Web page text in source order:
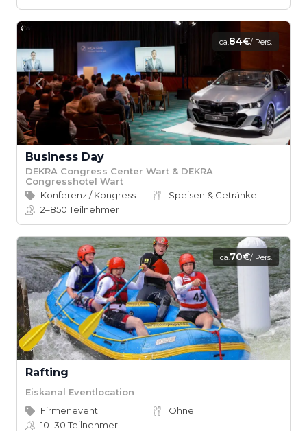
ca.84€/ Pers.
Business Day
DEKRA Congress Center Wart & DEKRA
Congresshotel Wart
Konferenz / Kongress
Speisen & Getränke
2–850Teilnehmer
ca.70€/ Pers.
Rafting
Eiskanal Eventlocation
Firmenevent
Ohne
10–30Teilnehmer